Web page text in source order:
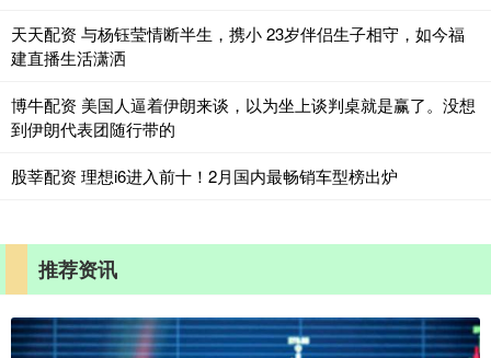
天天配资 与杨钰莹情断半生，携小 23岁伴侣生子相守，如今福
建直播生活潇洒
博牛配资 美国人逼着伊朗来谈，以为坐上谈判桌就是赢了。没想
到伊朗代表团随行带的
股莘配资 理想i6进入前十！2月国内最畅销车型榜出炉
推荐资讯